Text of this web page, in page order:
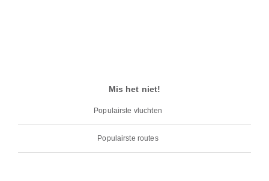
Mis het niet!
Populairste vluchten
Populairste routes